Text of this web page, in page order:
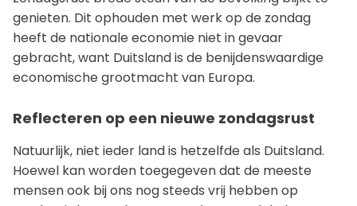
genieten. Dit ophouden met werk op de zondag
heeft de nationale economie niet in gevaar
gebracht, want Duitsland is de benijdenswaardige
economische grootmacht van Europa.
Reflecteren op een nieuwe zondagsrust
Natuurlijk, niet ieder land is hetzelfde als Duitsland.
Hoewel kan worden toegegeven dat de meeste
mensen ook bij ons nog steeds vrij hebben op